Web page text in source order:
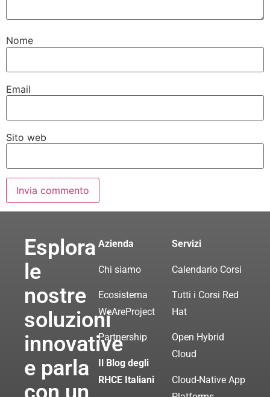
Nome
Email
Sito web
Esplora
le
nostre
soluzioni
innovative
e parla
Azienda
Chi siamo
Ecosistema
WeAreProject
Partnership
Il Blog degli
RHCE Italiani
Servizi
Calendario Corsi
Tutti i Corsi Red
Hat
Open Hybrid
Cloud
Cloud-Native App